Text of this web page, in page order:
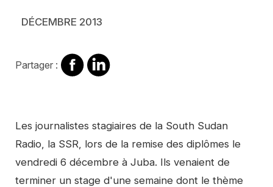
DÉCEMBRE 2013
Partager : Partager
sur
Partager
sur
Contenu
Les journalistes stagiaires de la South Sudan
Radio, la SSR, lors de la remise des diplômes le
vendredi 6 décembre à Juba. Ils venaient de
terminer un stage d'une semaine dont le thème